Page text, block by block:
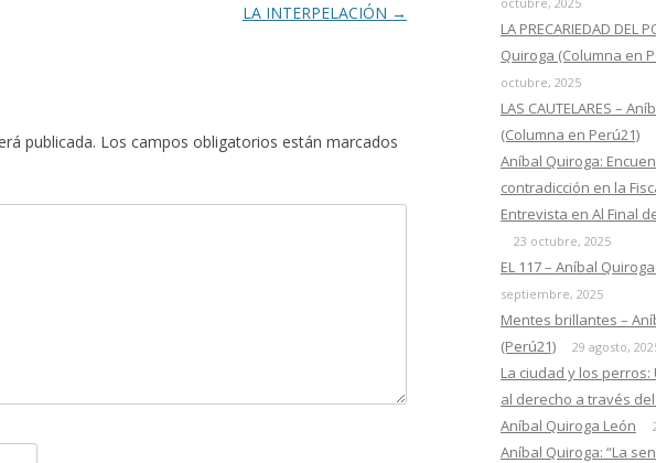
LA INTERPELACIÓN →
publicada. Los campos obligatorios están marcados
LA PRECARIEDAD DEL
Quiroga (Columna en
octubre, 2025
LAS CAUTELARES –
(Columna en Perú21)
Aníbal Quiroga:
contradicción en la
Entrevista en Al Final
23 octubre, 2025
EL 117 – Aníbal
septiembre, 2025
Mentes brillantes –
(Perú21)
29 agosto,
La ciudad y los perros:
al derecho a través
Aníbal Quiroga León
Aníbal Quiroga: “La